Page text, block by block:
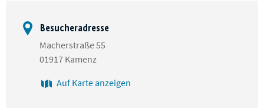
Besucheradresse
Macherstraße 55
01917 Kamenz
Auf Karte anzeigen